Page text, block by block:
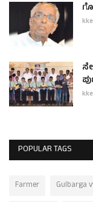
POPULAR TAGS
Farmer Gulbarga